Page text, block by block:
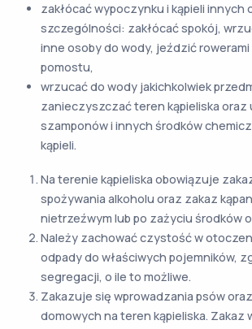
zakłócać wypoczynku i kąpieli innych
szczególności: zakłócać spokój,
inne osoby do wody, jeździć rowerami
pomostu,
wrzucać do wody jakichkolwiek
zanieczyszczać teren kąpieliska oraz
szamponów i innych środków
kąpieli.
Na terenie kąpieliska obowiązuje
spożywania alkoholu oraz zakaz
nietrzeźwym lub po zażyciu środków
Należy zachować czystość w
odpady do właściwych pojemników,
segregacji, o ile to możliwe.
Zakazuje się wprowadzania psów
domowych na teren kąpieliska. Zakaz